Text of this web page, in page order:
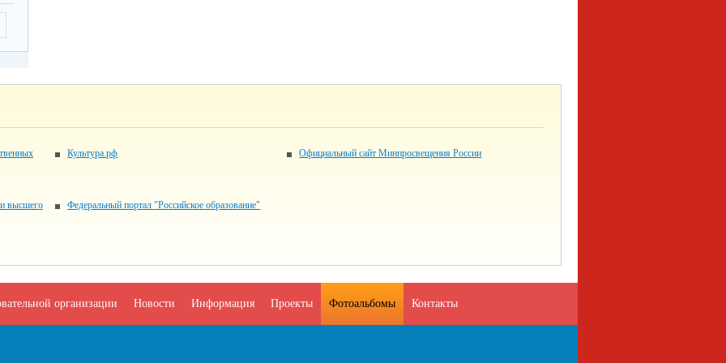
Культура.рф Официальный сайт Минпросвещения России
высшего
Федеральный портал "Российское образование"
организации Новости Информация Проекты Фотоальбомы Контакты